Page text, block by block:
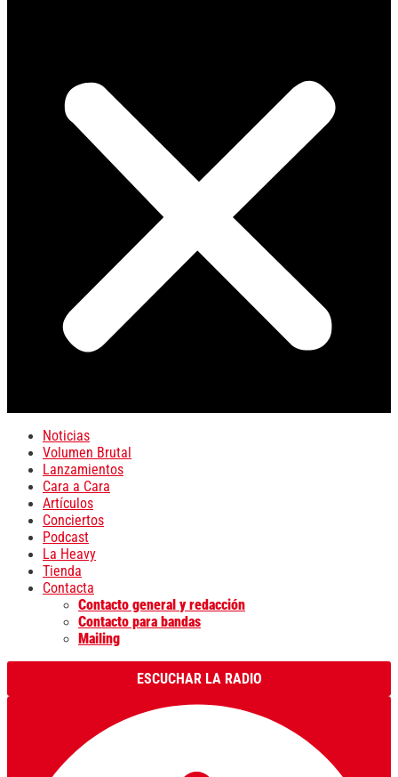
Noticias
Volumen Brutal
Lanzamientos
Cara a Cara
Artículos
Conciertos
Podcast
La Heavy
Tienda
Contacta
Contacto general y redacción
Contacto para bandas
Mailing
ESCUCHAR LA RADIO